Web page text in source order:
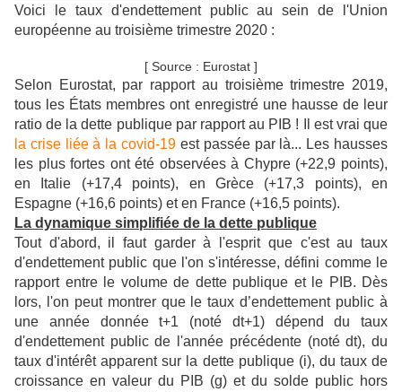
Voici le taux d'endettement public au sein de l'Union
européenne au troisième trimestre 2020 :
[ Source : Eurostat ]
Selon Eurostat, par rapport au troisième trimestre 2019,
tous les États membres ont enregistré une hausse de leur
ratio de la dette publique par rapport au PIB ! Il est vrai que
la crise liée à la covid-19 est passée par là... Les hausses
les plus fortes ont été observées à Chypre (+22,9 points),
en Italie (+17,4 points), en Grèce (+17,3 points), en
Espagne (+16,6 points) et en France (+16,5 points).
La dynamique simplifiée de la dette publique
Tout d'abord, il faut garder à l'esprit que c'est au taux
d'endettement public que l'on s'intéresse, défini comme le
rapport entre le volume de dette publique et le PIB. Dès
lors, l'on peut montrer que le taux d’endettement public à
une année donnée t+1 (noté dt+1) dépend du taux
d'endettement public de l'année précédente (noté dt), du
taux d'intérêt apparent sur la dette publique (i), du taux de
croissance en valeur du PIB (g) et du solde public hors